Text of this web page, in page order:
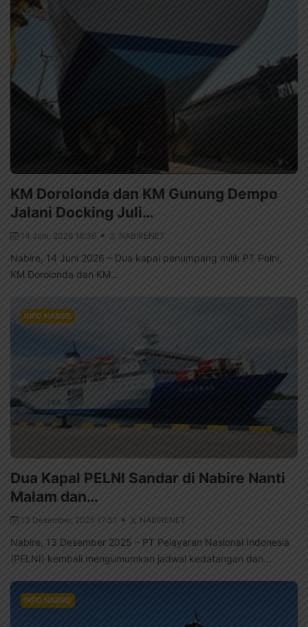
KM Dorolonda dan KM Gunung Dempo
Jalani Docking Juli…
14 Juni, 2026 18:36 NABIRENET
Nabire, 14 Juni 2026 – Dua kapal penumpang milik PT Pelni,
KM Dorolonda dan KM...
INFO NABIRE
Dua Kapal PELNI Sandar di Nabire Nanti
Malam dan…
13 Desember, 2025 17:51 NABIRENET
Nabire, 13 Desember 2025 – PT Pelayaran Nasional Indonesia
(PELNI) kembali mengumumkan jadwal kedatangan dan...
INFO NABIRE